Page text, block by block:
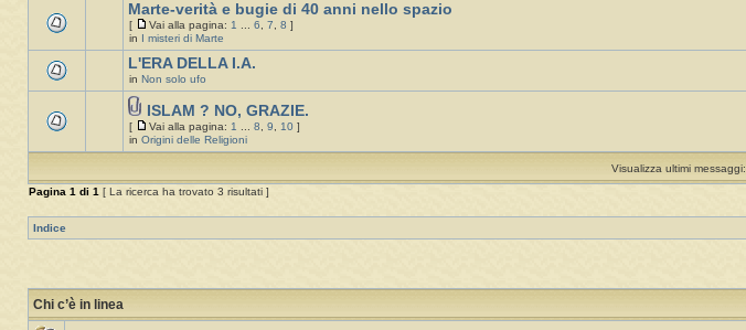
Marte-verità e bugie di 40 anni nello spazio
[ Vai alla pagina: 1 ... 6, 7, 8 ]
in
I misteri di Marte
L'ERA DELLA I.A.
in Non solo ufo
ISLAM ? NO, GRAZIE.
[ Vai alla pagina: 1 ... 8, 9, 10 ]
in Origini delle Religioni
Visualizza ultimi messaggi:
Pagina 1 di 1 [ La ricerca ha trovato 3 risultati ]
Indice
Chi c’è in linea